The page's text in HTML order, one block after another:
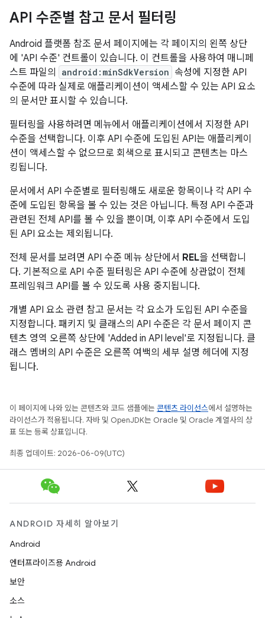
API 수준별 참고 문서 필터링
Android 플랫폼 참조 문서 페이지에는 각 페이지의 왼쪽 상단
에 'API 수준' 컨트롤이 있습니다. 이 컨트롤을 사용하여 매니페
스트 파일의
android:minSdkVersion 속성에 지정한 API
수준에 따라 실제로 애플리케이션이 액세스할 수 있는 API 요소
의 문서만 표시할 수 있습니다.
필터링을 사용하려면 메뉴에서 애플리케이션에서 지정한 API
수준을 선택합니다. 이후 API 수준에 도입된 API는 애플리케이
션이 액세스할 수 없으므로 회색으로 표시되고 콘텐츠는 마스
킹됩니다.
문서에서 API 수준별로 필터링해도 새로운 항목이나 각 API 수
준에 도입된 항목을 볼 수 있는 것은 아닙니다. 특정 API 수준과
관련된 전체 API를 볼 수 있을 뿐이며, 이후 API 수준에서 도입
된 API 요소는 제외됩니다.
전체 문서를 보려면 API 수준 메뉴 상단에서 REL을 선택합니
다. 기본적으로 API 수준 필터링은 API 수준에 상관없이 전체
프레임워크 API를 볼 수 있도록 사용 중지됩니다.
개별 API 요소 관련 참고 문서는 각 요소가 도입된 API 수준을
지정합니다. 패키지 및 클래스의 API 수준은 각 문서 페이지 콘
텐츠 영역 오른쪽 상단에 'Added in API level'로 지정됩니다. 클
래스 멤버의 API 수준은 오른쪽 여백의 세부 설명 헤더에 지정
됩니다.
이 페이지에 나와 있는 콘텐츠와 코드 샘플에는 콘텐츠 라이선스에서 설명하는
라이선스가 적용됩니다. 자바 및 OpenJDK는 Oracle 및 Oracle 계열사의 상
표 또는 등록 상표입니다.
최종 업데이트: 2026-06-09(UTC)
ANDROID 자세히 알아보기
Android
엔터프라이즈용 Android
보안
소스